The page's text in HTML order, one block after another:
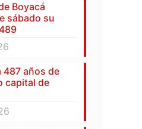
Boyacá
sábado su
487 años de
capital de